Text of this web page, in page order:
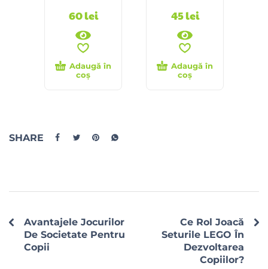
60lei
Adaugă în
coș
45lei
Adaugă în
coș
SHARE
Avantajele Jocurilor
De Societate Pentru
Copii
Ce Rol Joacă
Seturile LEGO În
Dezvoltarea
Copiilor?